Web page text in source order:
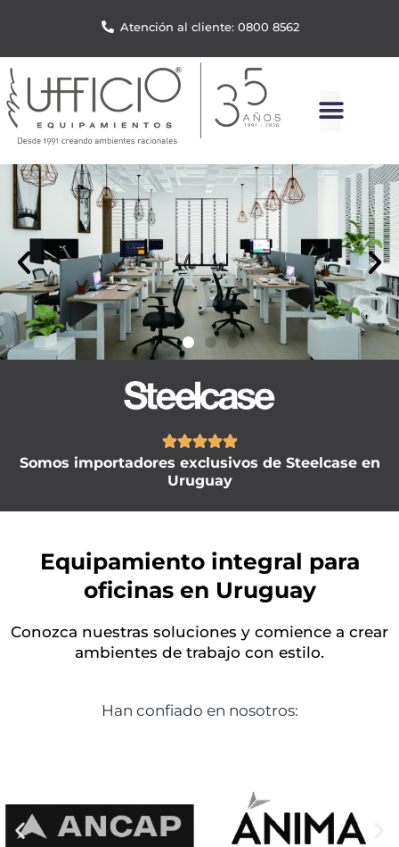
Atención al cliente: 0800 8562

Somos importadores exclusivos de Steelcase en
Uruguay
Equipamiento integral para
oficinas en Uruguay
Conozca nuestras soluciones y comience a crear
ambientes de trabajo con estilo.
Han confiado en nosotros: